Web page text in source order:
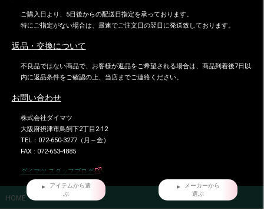
ご購入日より、5日後からの配送日指定を承っております。
特にご指定がない場合は、最速でご注文日の翌日に発送致しております。
返品・交換について
不良品ではない商品で、お客様が返品をご希望される場合は、商品到着後7日以
内に返品条件をご確認の上、当店までご連絡ください。
お問い合わせ
株式会社ダイマツ
大阪府摂津市鳥飼下2丁目2-12
TEL：072-650-3277（月～金）
FAX : 072-653-4885
ダイマツ スタッフブログ
HOME
アイテムから選
ぶ
メーカーから
選ぶ